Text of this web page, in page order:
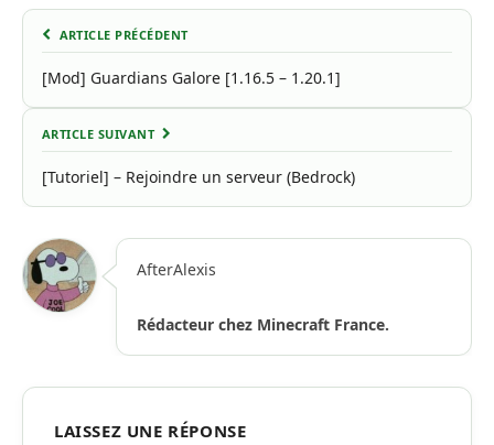
ARTICLE PRÉCÉDENT
[Mod] Guardians Galore [1.16.5 – 1.20.1]
ARTICLE SUIVANT
[Tutoriel] – Rejoindre un serveur (Bedrock)
AfterAlexis
Rédacteur chez Minecraft France.
LAISSEZ UNE RÉPONSE